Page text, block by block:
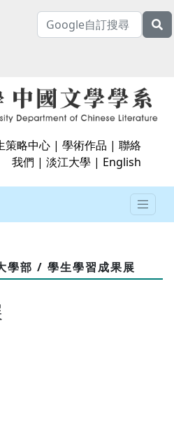
策略中心 |學術作品 |聯絡
我們 |淡江大學 | English
部 / 學生學習成果展